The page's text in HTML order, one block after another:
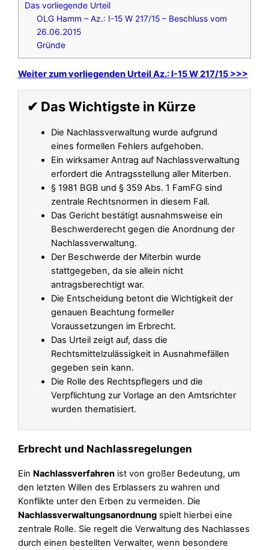
Das vorliegende Urteil
OLG Hamm – Az.: I-15 W 217/15 – Beschluss vom
26.06.2015
Gründe
Weiter zum vorliegenden Urteil Az.: I-15 W 217/15 >>>
✔ Das Wichtigste in Kürze
Die Nachlassverwaltung wurde aufgrund
eines formellen Fehlers aufgehoben.
Ein wirksamer Antrag auf Nachlassverwaltung
erfordert die Antragsstellung aller Miterben.
§ 1981 BGB und § 359 Abs. 1 FamFG sind
zentrale Rechtsnormen in diesem Fall.
Das Gericht bestätigt ausnahmsweise ein
Beschwerderecht gegen die Anordnung der
Nachlassverwaltung.
Der Beschwerde der Miterbin wurde
stattgegeben, da sie allein nicht
antragsberechtigt war.
Die Entscheidung betont die Wichtigkeit der
genauen Beachtung formeller
Voraussetzungen im Erbrecht.
Das Urteil zeigt auf, dass die
Rechtsmittelzulässigkeit in Ausnahmefällen
gegeben sein kann.
Die Rolle des Rechtspflegers und die
Verpflichtung zur Vorlage an den Amtsrichter
wurden thematisiert.
Erbrecht und Nachlassregelungen
Ein Nachlassverfahrenist von großer Bedeutung, um
den letzten Willen des Erblassers zu wahren und
Konflikte unter den Erben zu vermeiden. Die
Nachlassverwaltungsanordnungspielt hierbei eine
zentrale Rolle. Sie regelt die Verwaltung des Nachlasses
durch einen bestellten Verwalter, wenn besondere